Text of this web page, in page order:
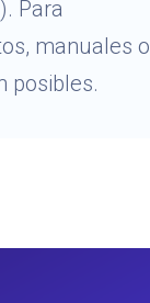
Para
manuales o
posibles.